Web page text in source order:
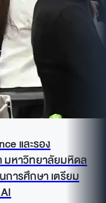
และรอง
มหาวิทยาลัยมหิดล
ารศึกษา เตรียม